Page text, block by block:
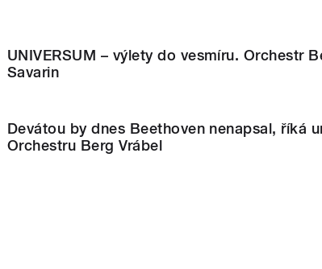
UNIVERSUM – výlety do vesmíru. Orchestr
Savarin
Devátou by dnes Beethoven nenapsal, říká
Orchestru Berg Vrábel